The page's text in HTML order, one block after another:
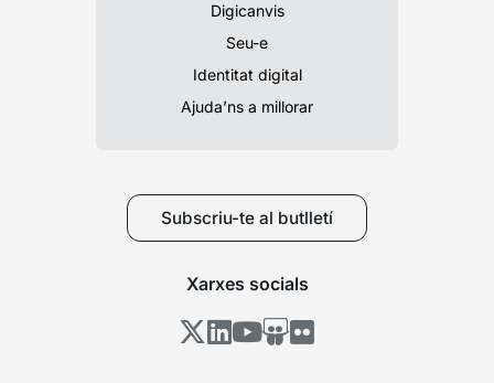
Digicanvis
Seu-e
Identitat digital
Ajuda’ns a millorar
Subscriu-te al butlletí
Xarxes socials